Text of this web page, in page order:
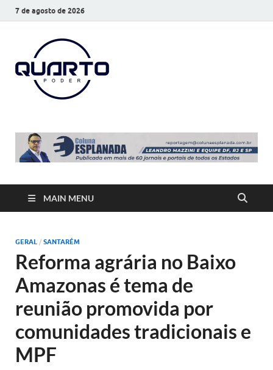
7 de agosto de 2026
MAIN MENU
GERAL / SANTARÉM
Reforma agrária no Baixo
Amazonas é tema de
reunião promovida por
comunidades tradicionais e
MPF